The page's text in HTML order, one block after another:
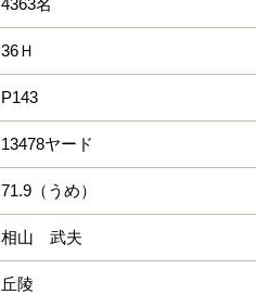
4363名
36Ｈ
P143
13478ヤード
71.9（うめ）
相山 武夫
丘陵